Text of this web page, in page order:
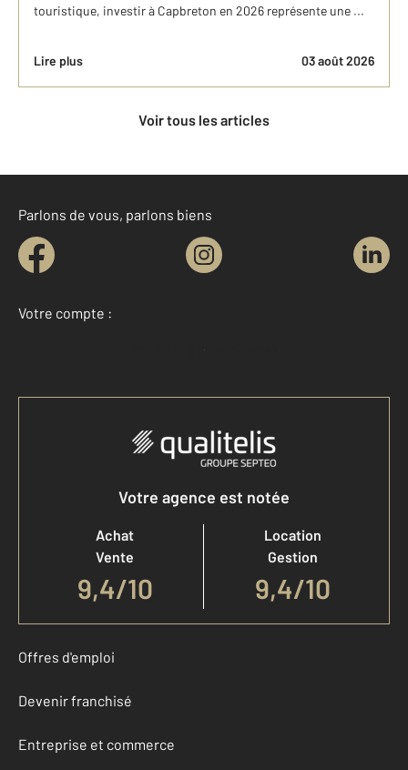
touristique, investir à Capbreton en 2026 représente une ...
Lire plus 03 août 2026
Voir tous les articles
Parlons de vous, parlons biens
Votre compte :
Accéder à mon compte
Votre agence est notée
Achat
Vente
9,4/10
Location
Gestion
9,4/10
Offres d'emploi
Devenir franchisé
Entreprise et commerce